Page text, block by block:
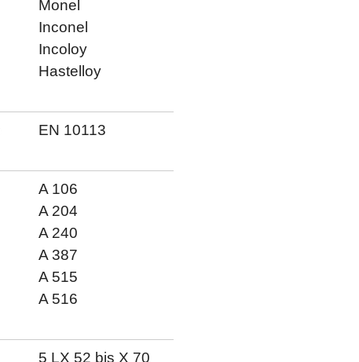
Monel
Inconel
Incoloy
Hastelloy
EN 10113
A 106
A 204
A 240
A 387
A 515
A 516
5 LX 52 bis X 70